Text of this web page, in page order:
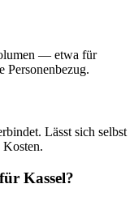
— etwa für
Personenbezug.
Lässt sich selbst
Kassel?